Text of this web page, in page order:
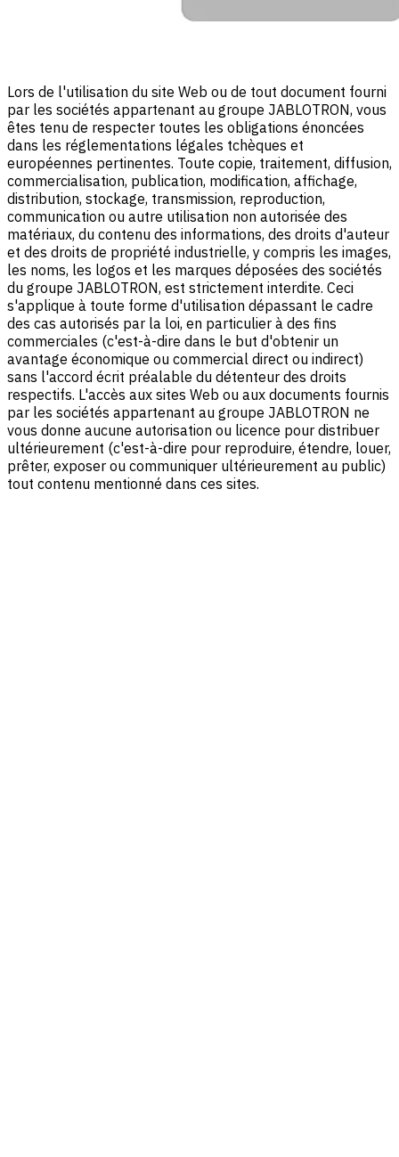
Lors de l'utilisation du site Web ou de tout document fourni
par les sociétés appartenant au groupe JABLOTRON, vous
êtes tenu de respecter toutes les obligations énoncées
dans les réglementations légales tchèques et
européennes pertinentes. Toute copie, traitement, diffusion,
commercialisation, publication, modification, affichage,
distribution, stockage, transmission, reproduction,
communication ou autre utilisation non autorisée des
matériaux, du contenu des informations, des droits d'auteur
et des droits de propriété industrielle, y compris les images,
les noms, les logos et les marques déposées des sociétés
du groupe JABLOTRON, est strictement interdite. Ceci
s'applique à toute forme d'utilisation dépassant le cadre
des cas autorisés par la loi, en particulier à des fins
commerciales (c'est-à-dire dans le but d'obtenir un
avantage économique ou commercial direct ou indirect)
sans l'accord écrit préalable du détenteur des droits
respectifs. L'accès aux sites Web ou aux documents fournis
par les sociétés appartenant au groupe JABLOTRON ne
vous donne aucune autorisation ou licence pour distribuer
ultérieurement (c'est-à-dire pour reproduire, étendre, louer,
prêter, exposer ou communiquer ultérieurement au public)
tout contenu mentionné dans ces sites.